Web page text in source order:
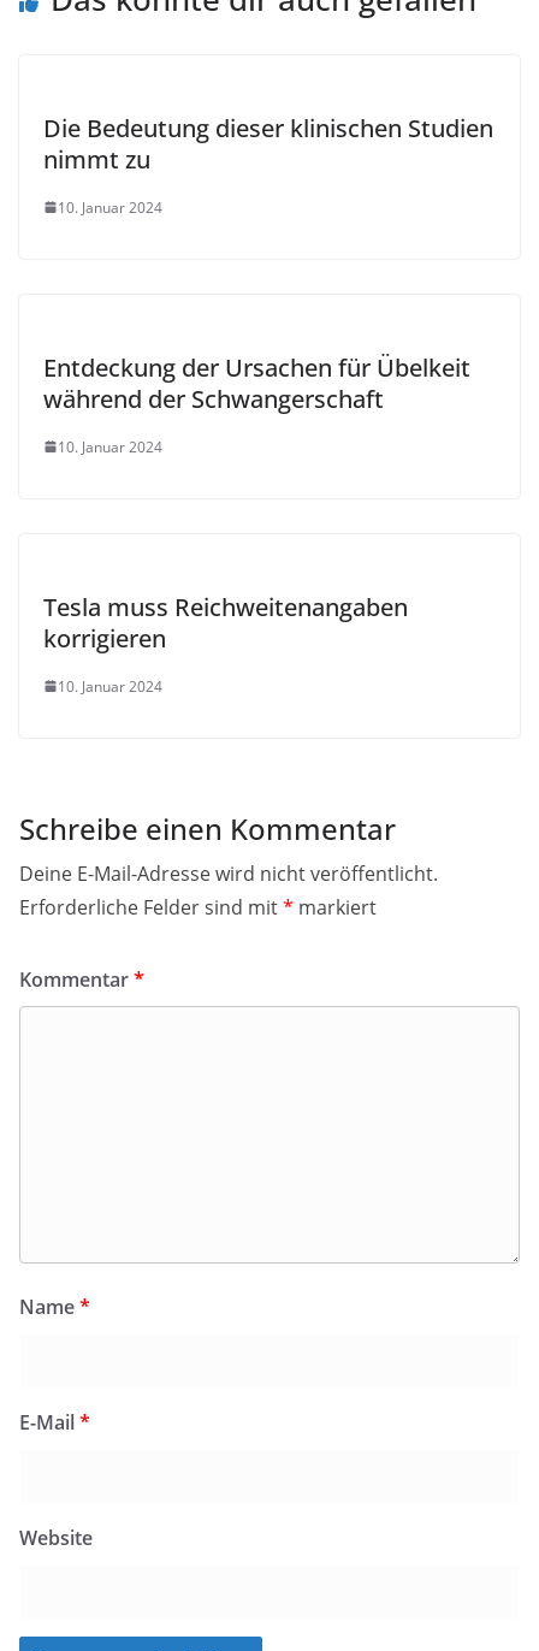
Die Bedeutung dieser klinischen Studien
nimmt zu
10. Januar 2024
Entdeckung der Ursachen für Übelkeit
während der Schwangerschaft
10. Januar 2024
Tesla muss Reichweitenangaben
korrigieren
10. Januar 2024
Schreibe einen Kommentar
Deine E-Mail-Adresse wird nicht veröffentlicht.
Erforderliche Felder sind mit* markiert
Kommentar*
Name*
E-Mail*
Website